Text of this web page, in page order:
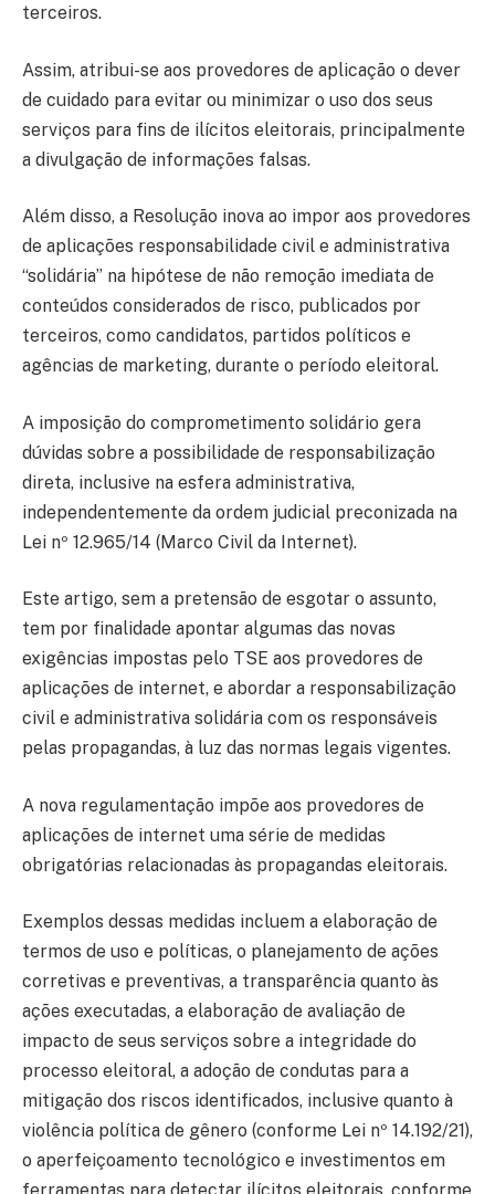
terceiros.
Assim, atribui-se aos provedores de aplicação o dever
de cuidado para evitar ou minimizar o uso dos seus
serviços para fins de ilícitos eleitorais, principalmente
a divulgação de informações falsas.
Além disso, a Resolução inova ao impor aos provedores
de aplicações responsabilidade civil e administrativa
“solidária” na hipótese de não remoção imediata de
conteúdos considerados de risco, publicados por
terceiros, como candidatos, partidos políticos e
agências de marketing, durante o período eleitoral.
A imposição do comprometimento solidário gera
dúvidas sobre a possibilidade de responsabilização
direta, inclusive na esfera administrativa,
independentemente da ordem judicial preconizada na
Lei nº 12.965/14 (Marco Civil da Internet).
Este artigo, sem a pretensão de esgotar o assunto,
tem por finalidade apontar algumas das novas
exigências impostas pelo TSE aos provedores de
aplicações de internet, e abordar a responsabilização
civil e administrativa solidária com os responsáveis
pelas propagandas, à luz das normas legais vigentes.
A nova regulamentação impõe aos provedores de
aplicações de internet uma série de medidas
obrigatórias relacionadas às propagandas eleitorais.
Exemplos dessas medidas incluem a elaboração de
termos de uso e políticas, o planejamento de ações
corretivas e preventivas, a transparência quanto às
ações executadas, a elaboração de avaliação de
impacto de seus serviços sobre a integridade do
processo eleitoral, a adoção de condutas para a
mitigação dos riscos identificados, inclusive quanto à
violência política de gênero (conforme Lei nº 14.192/21),
o aperfeiçoamento tecnológico e investimentos em